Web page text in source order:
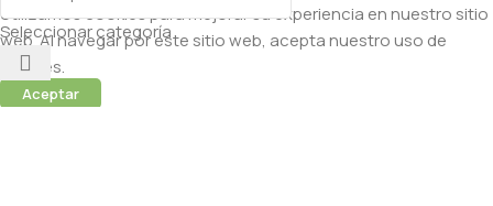
Seleccionar categoría
Utilizamos cookies para mejorar su experiencia en nuestro sitio
web. Al navegar por este sitio web, acepta nuestro uso de
cookies.
Aceptar